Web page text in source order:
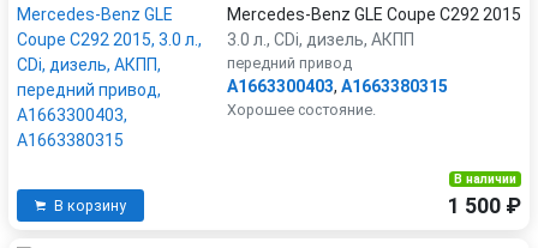
Mercedes-Benz GLE Coupe C292 2015
3.0 л., CDi, дизель, АКПП
передний привод
A1663300403, A1663380315
Хорошее состояние.
В корзину
В наличии
1 500 ₽